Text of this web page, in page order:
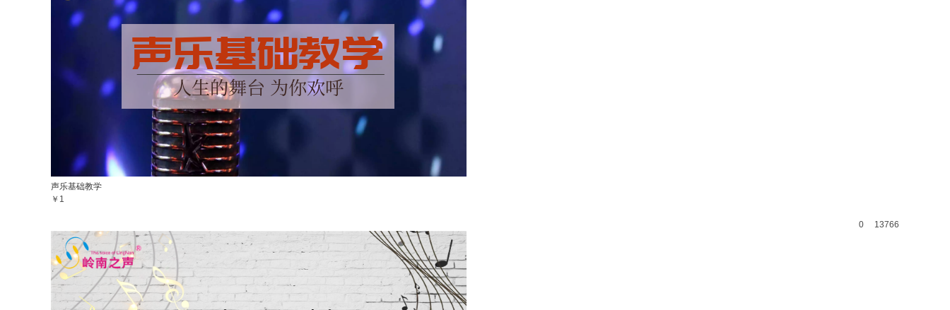
声乐基础教学
￥1
0 13766